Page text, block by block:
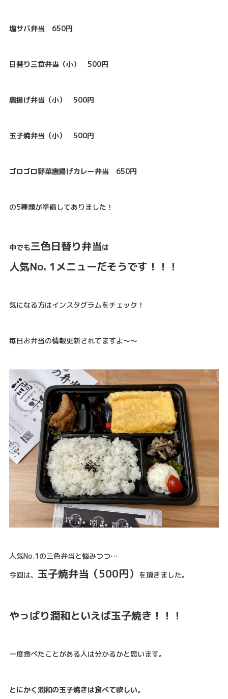
塩サバ弁当 650円
日替り三食弁当（小） 500円
唐揚げ弁当（小） 500円
玉子焼弁当（小） 500円
ゴロゴロ野菜唐揚げカレー弁当 650円
の5種類が準備してありました！
中でも三色日替り弁当は
人気No. 1メニューだそうです！！！
気になる方はインスタグラムをチェック！
毎日お弁当の情報更新されてますよ〜〜
人気No.1の三色弁当と悩みつつ…
今回は、 玉子焼弁当（500円） を頂きました。
やっぱり潤和といえば玉子焼き！！！
一度食べたことがある人は分かるかと思います。
とにかく潤和の玉子焼きは食べて欲しい。